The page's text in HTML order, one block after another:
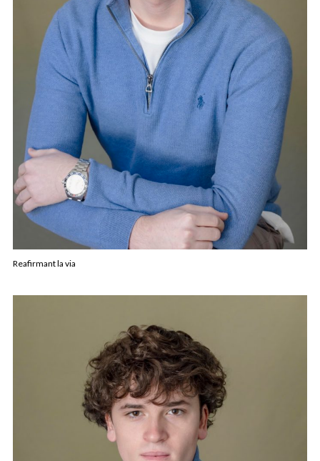
Reafirmant la via